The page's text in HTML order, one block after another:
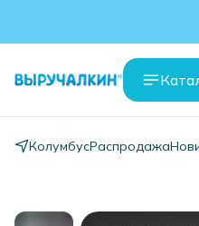
КолумбусРаспродажа